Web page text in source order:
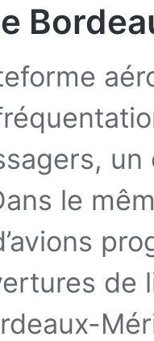
le
de